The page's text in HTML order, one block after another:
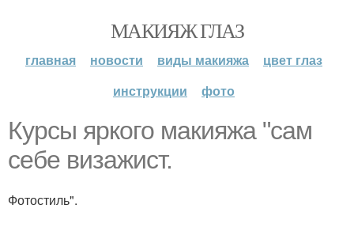
МАКИЯЖ ГЛАЗ
главная новости виды макияжа
цвет глаз
инструкции
фото
Курсы яркого макияжа "сам
себе визажист.
Фотостиль".